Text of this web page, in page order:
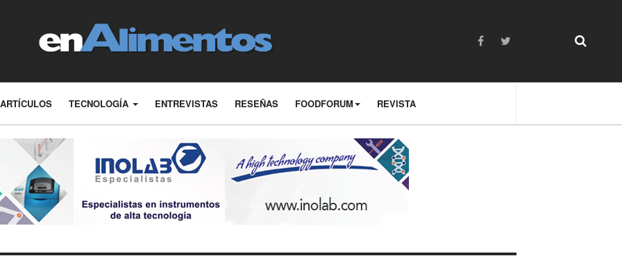
ARTÍCULOS TECNOLOGÍA ENTREVISTAS RESEÑAS FOODFORUM REVISTA